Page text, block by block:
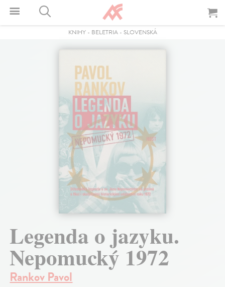
KNIHY- BELETRIA- SLOVENSKÁ
Legenda o jazyku.
Nepomucký 1972
Rankov Pavol